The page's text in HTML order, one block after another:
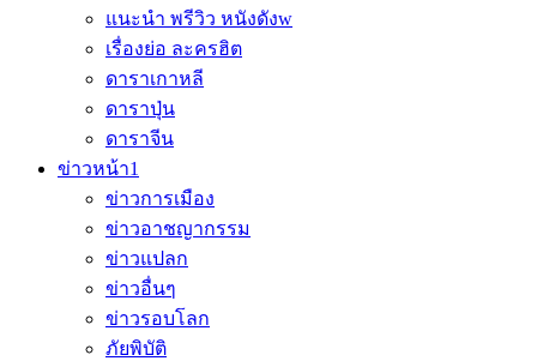
แนะนำ พรีวิว หนังดังw
เรื่องย่อ ละครฮิต
ดาราเกาหลี
ดาราปุ่น
ดาราจีน
ข่าวหน้า1
ข่าวการเมือง
ข่าวอาชญากรรม
ข่าวแปลก
ข่าวอื่นๆ
ข่าวรอบโลก
ภัยพิบัติ